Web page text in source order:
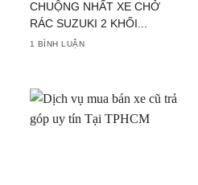
CHUỘNG NHẤT XE CHỞ
RÁC SUZUKI 2 KHỐI...
1 BÌNH LUẬN